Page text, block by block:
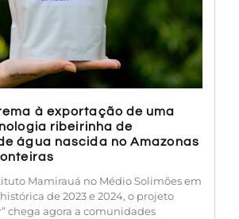
à exportação de uma
ribeirinha de
água nascida no Amazonas
Mamirauá no Médio Solimões em
de 2023 e 2024, o projeto
chega agora a comunidades